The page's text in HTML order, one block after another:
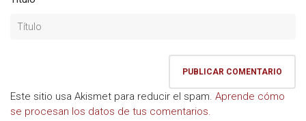
Este sitio usa Akismet para reducir el spam. Aprende cómo
se procesan los datos de tus comentarios.